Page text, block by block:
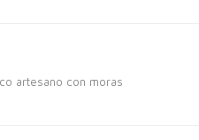
artesano con moras